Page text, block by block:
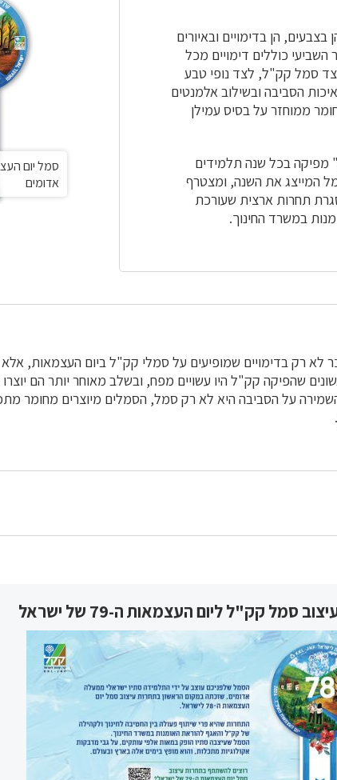
הן בדימויים ובאיורים
השביעי כוללים דימויים מכל
סמל קק"ל, לצד נופי טבע
הסביבה ובשילוב אלמנטים
ממוחזר על בסיס עמילן
מפיקה בכל שנה תלמידים
המייצג את השנה, ומצטרף
תחרות ארצית שעורכת
במשרד החינוך.
אדומים
לא רק בדימויים שמופיעים על סמלי קק"ל ביום העצמאות,
שהפיקה קק"ל היו עשויים מפח, ובשלב מאוחר יותר הם
על הסביבה היא לא רק סמל, הסמלים מיוצרים מחומר
סמל קק"ל ליום העצמאות ה-79 של ישראל